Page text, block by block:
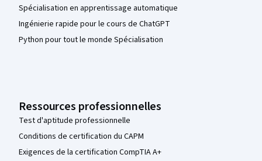
Spécialisation en apprentissage automatique
Ingénierie rapide pour le cours de ChatGPT
Python pour tout le monde Spécialisation
Ressources professionnelles
Test d'aptitude professionnelle
Conditions de certification du CAPM
Exigences de la certification CompTIA A+